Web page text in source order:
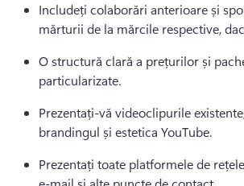
Includeți colaborări anterioare și
mărturii de la mărcile respective,
O structură clară a prețurilor și
particularizate.
Prezentați-vă videoclipurile
brandingul și estetica YouTube.
Prezentați toate platformele de